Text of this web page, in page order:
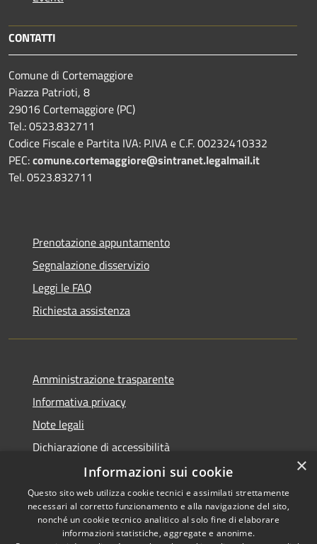
CONTATTI
Comune di Cortemaggiore
Piazza Patrioti, 8
29016 Cortemaggiore (PC)
Tel.: 0523.832711
Codice Fiscale e Partita IVA: P.IVA e C.F. 00232410332
PEC:comune.cortemaggiore@sintranet.legalmail.it
Tel. 0523.832711
Prenotazione appuntamento
Segnalazione disservizio
Leggi le FAQ
Richiesta assistenza
Amministrazione trasparente
Informativa privacy
Note legali
Dichiarazione di accessibilità
Accessibilità
Copyright © 2026 • Comune di
Cortemaggiore • Powered by
×
Informazioni sui cookie
Questo sito web utilizza cookie tecnici e assimilati strettamente
necessari al corretto funzionamento e alla navigazione del sito,
nonché un cookie tecnico analitico al solo fine di elaborare
informazioni statistiche, aggregate e anonime.